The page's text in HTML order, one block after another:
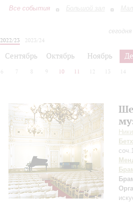
Все события Большой зал
2022/23
2023/24
Сентябрь Октябрь Ноябрь
6 7 8 9 10 11 12 13 14